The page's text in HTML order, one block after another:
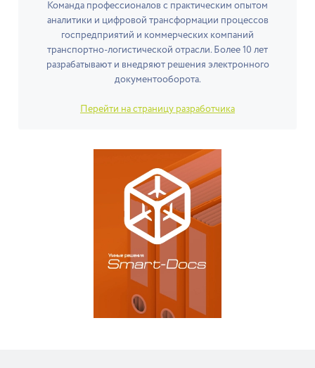
Команда профессионалов с практическим опытом
аналитики и цифровой трансформации процессов
госпредприятий и коммерческих компаний
транспортно-логистической отрасли. Более 10 лет
разрабатывают и внедряют решения электронного
документооборота.
Перейти на страницу разработчика